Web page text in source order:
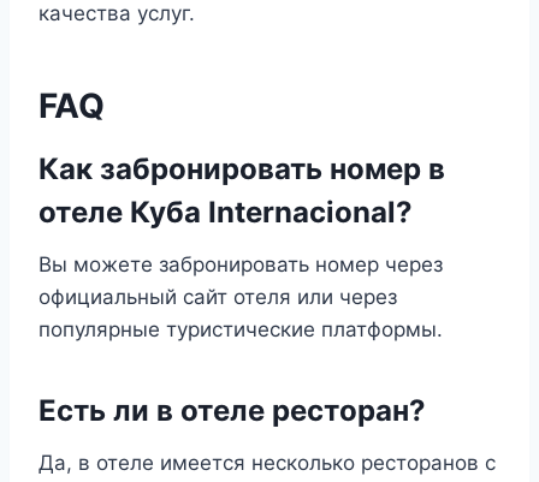
качества услуг.
FAQ
Как забронировать номер в
отеле Куба Internacional?
Вы можете забронировать номер через
официальный сайт отеля или через
популярные туристические платформы.
Есть ли в отеле ресторан?
Да, в отеле имеется несколько ресторанов с